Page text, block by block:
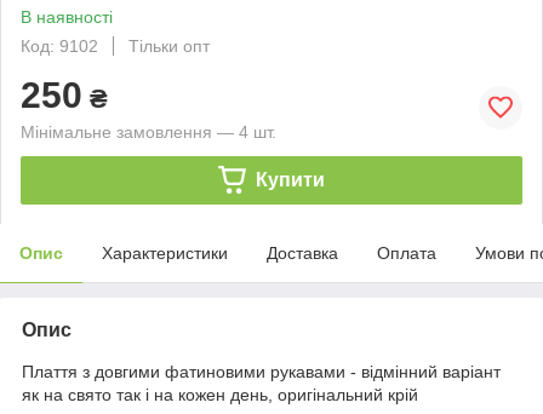
В наявності
Код: 9102
Тільки опт
250 ₴
Мінімальне замовлення — 4 шт.
Купити
Опис Характеристики Доставка Оплата Умови
Опис
Плаття з довгими фатиновими рукавами - відмінний варіант
як на свято так і на кожен день, оригінальний крій